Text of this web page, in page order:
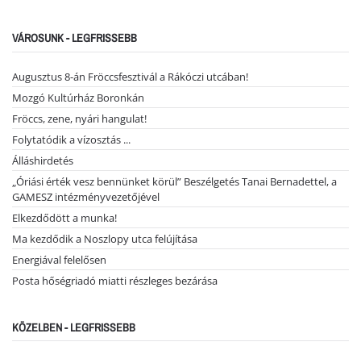
VÁROSUNK - LEGFRISSEBB
Augusztus 8-án Fröccsfesztivál a Rákóczi utcában!
Mozgó Kultúrház Boronkán
Fröccs, zene, nyári hangulat!
Folytatódik a vízosztás ...
Álláshirdetés
„Óriási érték vesz bennünket körül” Beszélgetés Tanai Bernadettel, a
GAMESZ intézményvezetőjével
Elkezdődött a munka!
Ma kezdődik a Noszlopy utca felújítása
Energiával felelősen
Posta hőségriadó miatti részleges bezárása
KÖZELBEN - LEGFRISSEBB